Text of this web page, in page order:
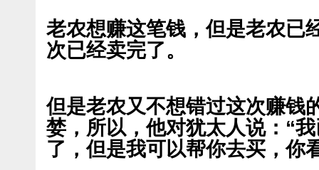
老农想赚这笔钱，但是老农已
次已经卖完了。
但是老农又不想错过这次赚钱
婪，所以，他对犹太人说：“
了，但是我可以帮你去买，你